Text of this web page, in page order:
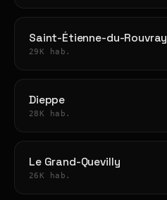
Saint-Étienne-du-Rouvray
29K hab.
Dieppe
28K hab.
Le Grand-Quevilly
26K hab.